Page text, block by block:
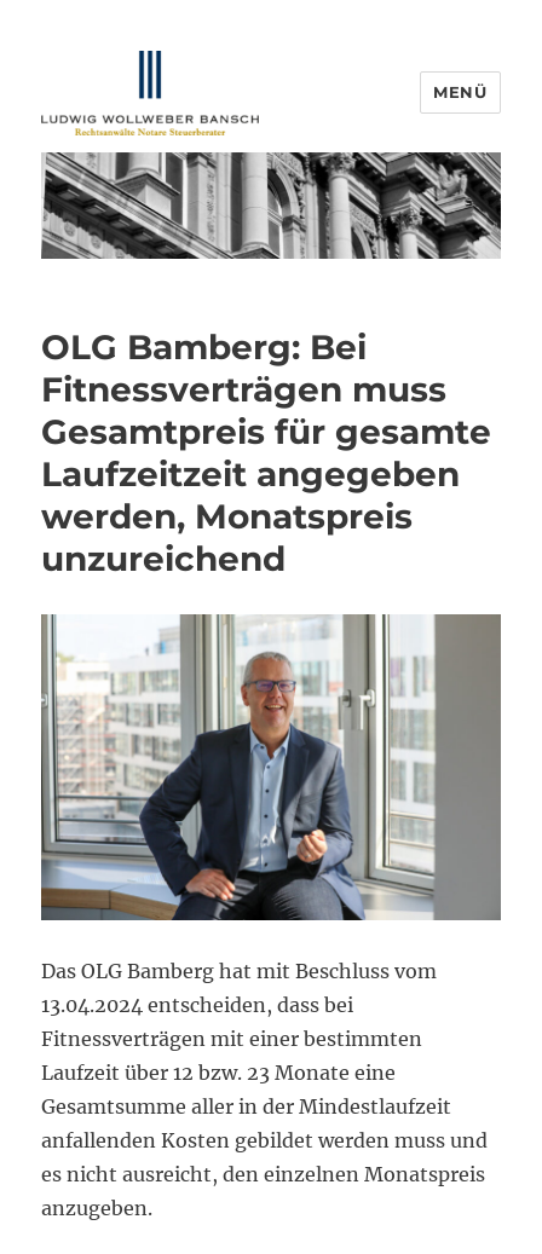
IP-Blogger.de
MENÜ
OLG Bamberg: Bei
Fitnessverträgen muss
Gesamtpreis für gesamte
Laufzeitzeit angegeben
werden, Monatspreis
unzureichend
Das OLG Bamberg hat mit Beschluss vom
13.04.2024 entscheiden, dass bei
Fitnessverträgen mit einer bestimmten
Laufzeit über 12 bzw. 23 Monate eine
Gesamtsumme aller in der Mindestlaufzeit
anfallenden Kosten gebildet werden muss und
es nicht ausreicht, den einzelnen Monatspreis
anzugeben.